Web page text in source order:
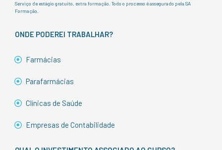
Serviço de estágio gratuito, extra formação. Todo o processo é assegurado pela SA
Formação.
ONDE PODEREI TRABALHAR?
Farmácias
Parafarmácias
Clínicas de Saúde
Empresas de Contabilidade